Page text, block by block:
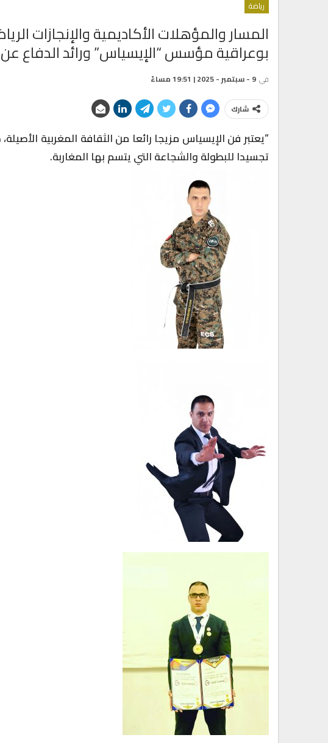
رياضة
المسار والمؤهلات الأكاديمية والإنجازات
بوعراقية مؤسس “الإيسياس” ورائد الدفاع
في 9 - سبتمبر - 2025 | 19:51 مساءً
شارك
“يعتبر فن الإيسياس مزيجا رائعا من الثقافة المغربية
تجسيدا للبطولة والشجاعة التي يتسم بها المغاربة.